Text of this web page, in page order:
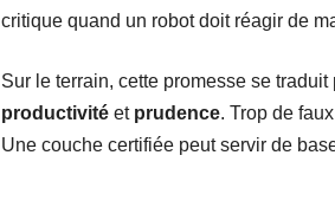
critique quand un robot doit réagir de
Sur le terrain, cette promesse se
productivité et prudence. Trop de
Une couche certifiée peut servir de